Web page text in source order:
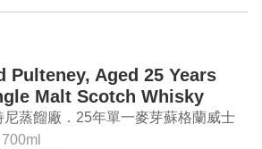
Pulteney, Aged 25 Years
Malt Scotch Whisky
尼蒸餾廠．25年單一麥芽蘇格蘭威士
700ml